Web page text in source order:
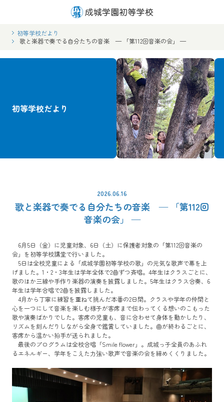
初等学校だより
歌と楽器で奏でる自分たちの音楽 — 「第112回音楽の会」 —
初等学校だより
2026.06.16
歌と楽器で奏でる自分たちの音楽 — 「第112回
音楽の会」 —
6月5日（金）に児童対象、6日（土）に保護者対象の「第112回音楽の
会」を初等学校講堂で行いました。
5日は全校児童による「成城学園初等学校の歌」の元気な歌声で幕を上
げました。1・2・3年生は学年全体で2曲ずつ斉唱。4年生はクラスごとに、
歌のほか三線や手作り楽器の演奏を披露しました。5年生はクラス合奏、6
年生は学年合唱で2曲を披露しました。
4月から丁寧に練習を重ねて挑んだ本番の2日間。クラスや学年の仲間と
心を一つにして音楽を楽しむ様子が客席まで伝わってくる想いのこもった
歌や演奏ばかりでした。客席の児童も、音に合わせて身体を動かしたり、
リズムを刻んだりしながら全身で鑑賞していました。曲が終わるごとに、
客席から温かい拍手が送られました。
最後のプログラムは全校合唱「Smile flower」。成城っ子全員のあふれ
るエネルギー、学年をこえた力強い歌声で音楽の会を締めくくりました。